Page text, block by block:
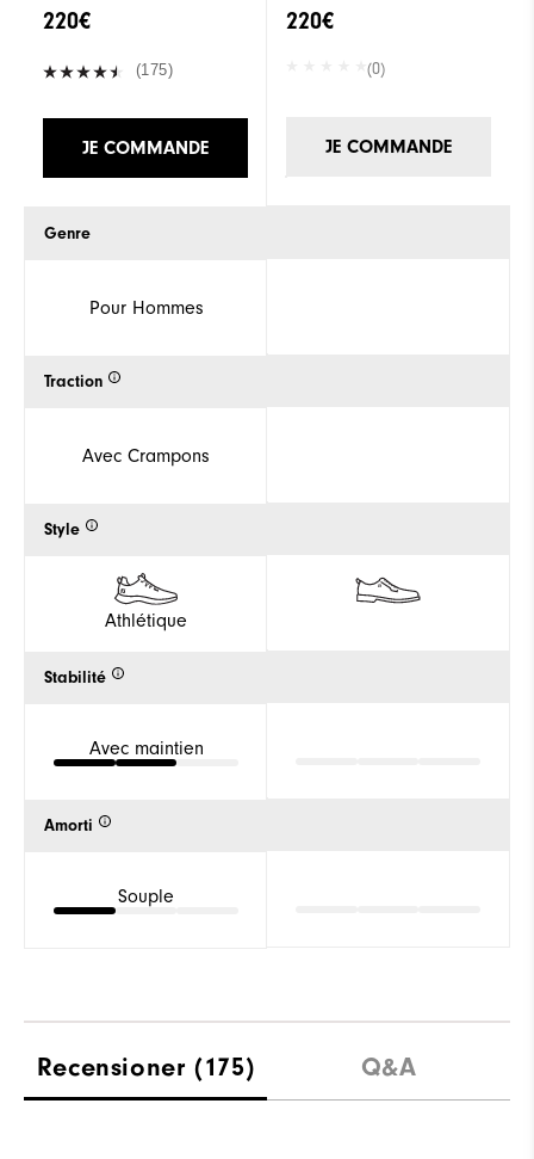
220€
(175)
JE COMMANDE
Genre
Pour Hommes
Traction
Avec Crampons
Style
Athlétique
Stabilité
Avec maintien
Amorti
Souple
220€
(0)
JE COMMANDE
Recensioner (175) Q&A